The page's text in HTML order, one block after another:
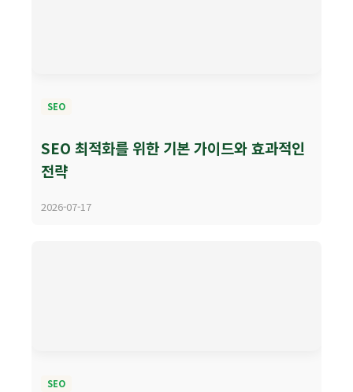
SEO
SEO 최적화를 위한 기본 가이드와 효과적인
전략
2026-07-17
SEO